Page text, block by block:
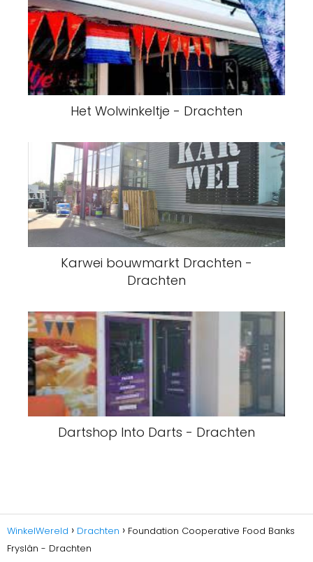
Het Wolwinkeltje - Drachten
Karwei bouwmarkt Drachten -
Drachten
Dartshop Into Darts - Drachten
WinkelWereld Drachten
Foundation Cooperative Food Banks
Fryslân - Drachten